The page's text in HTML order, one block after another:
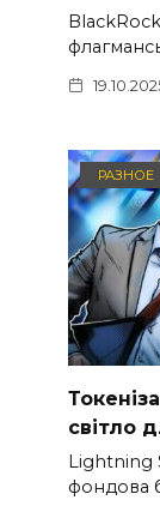
РАЗНОЕ
світло
Lightning
фондова